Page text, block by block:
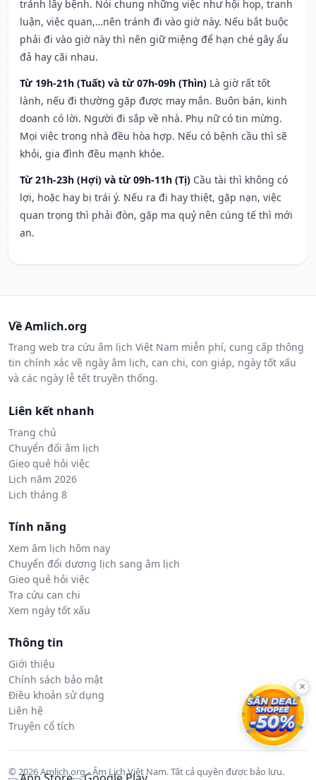
tránh lây bệnh. Nói chung những việc như hội họp, tranh
luận, việc quan,…nên tránh đi vào giờ này. Nếu bắt buộc
phải đi vào giờ này thì nên giữ miệng để hạn ché gây ẩu
đả hay cãi nhau.
Từ 19h-21h (Tuất) và từ 07h-09h (Thìn) Là giờ rất tốt
lành, nếu đi thường gặp được may mắn. Buôn bán, kinh
doanh có lời. Người đi sắp về nhà. Phụ nữ có tin mừng.
Mọi việc trong nhà đều hòa hợp. Nếu có bệnh cầu thì sẽ
khỏi, gia đình đều mạnh khỏe.
Từ 21h-23h (Hợi) và từ 09h-11h (Tị) Cầu tài thì không có
lợi, hoặc hay bị trái ý. Nếu ra đi hay thiệt, gặp nạn, việc
quan trọng thì phải đòn, gặp ma quỷ nên cúng tế thì mới
an.
Về Amlich.org
Trang web tra cứu âm lịch Việt Nam miễn phí, cung cấp thông
tin chính xác về ngày âm lịch, can chi, con giáp, ngày tốt xấu
và các ngày lễ tết truyền thống.
Liên kết nhanh
Trang chủ
Chuyển đổi âm lịch
Gieo quẻ hỏi việc
Lịch năm 2026
Lịch tháng 8
Tính năng
Xem âm lịch hôm nay
Chuyển đổi dương lịch sang âm lịch
Gieo quẻ hỏi việc
Tra cứu can chi
Xem ngày tốt xấu
Thông tin
Giới thiệu
Chính sách bảo mật
Điều khoản sử dụng
Liên hệ
Truyện cổ tích
© 2026 Amlich.org - Âm Lịch Việt Nam. Tất cả quyền được bảo lưu.
×